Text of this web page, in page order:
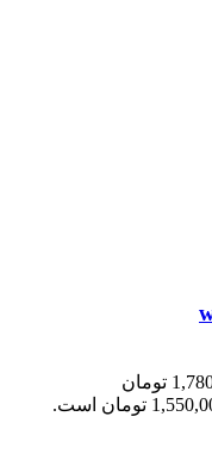
قیمت اصلی 1,780,000 تومان